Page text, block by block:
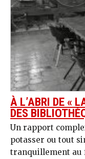
À L’ABRI DE «
DES
Un rapport
potasser ou tout
tranquillement au